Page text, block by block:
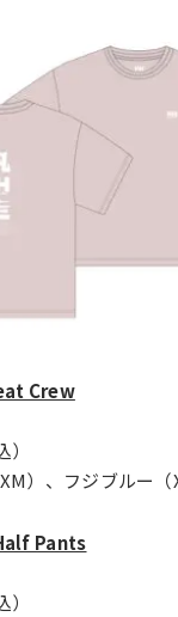
Crew
）、フジブルー（
Pants